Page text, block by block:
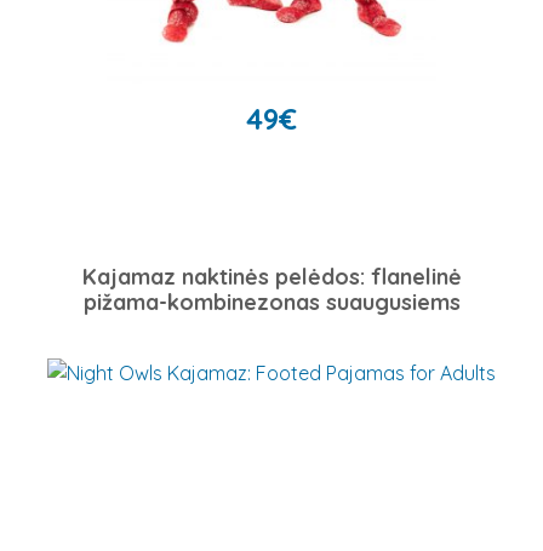
49€
Kajamaz naktinės pelėdos: flanelinė
pižama-kombinezonas suaugusiems